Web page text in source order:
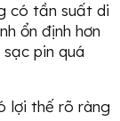
có tần suất di
ổn định hơn
pin quá
lợi thế rõ ràng